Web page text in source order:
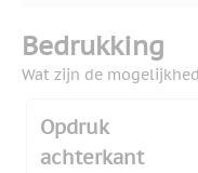
Bedrukking
Wat zijn de
Opdruk
achterkant